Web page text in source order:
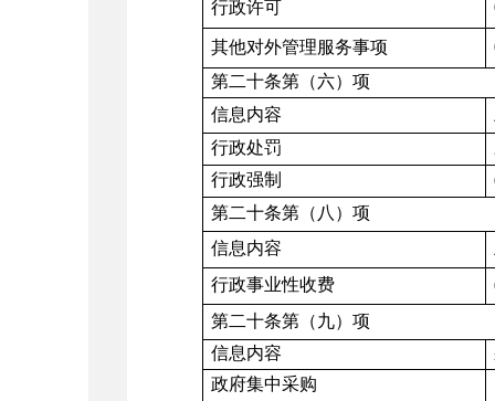
行政许可
其他对外管理服务事项
第二十条第（六）项
信息内容
行政处罚
行政强制
第二十条第（八）项
信息内容
行政事业性收费
第二十条第（九）项
信息内容
政府集中采购